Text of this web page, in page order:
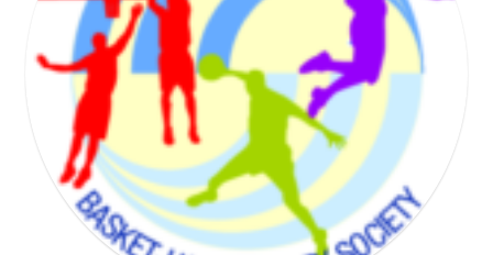
BADMINTON SOCIETY